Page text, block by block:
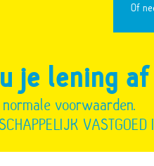
Of
je lening af
voorwaarden.
VASTGOED